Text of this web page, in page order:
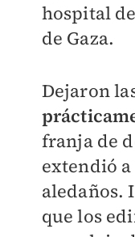
hospital
de Gaza.
Dejaron
franja de
extendió
aledaños.
que los